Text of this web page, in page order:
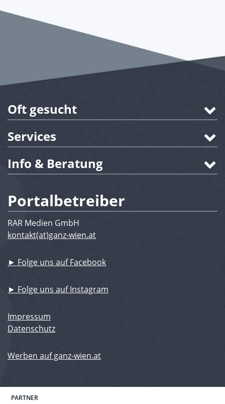
Oft gesucht
Services
Info & Beratung
Portalbetreiber
RAR Medien GmbH
kontakt(at)ganz-wien.at
► Folge uns auf Facebook
► Folge uns auf Instagram
Impressum
Datenschutz
Werben auf ganz-wien.at
PARTNER